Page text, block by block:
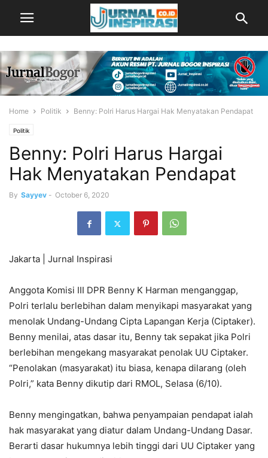
Home Politik Benny: Polri Harus Hargai Hak Menyatakan Pendapat
Politik
Benny: Polri Harus Hargai
Hak Menyatakan Pendapat
By Sayyev - October 6, 2020
Jakarta | Jurnal Inspirasi
Anggota Komisi III DPR Benny K Harman menganggap,
Polri terlalu berlebihan dalam menyikapi masyarakat yang
menolak Undang-Undang Cipta Lapangan Kerja (Ciptaker).
Benny menilai, atas dasar itu, Benny tak sepakat jika Polri
berlebihan mengekang masyarakat penolak UU Ciptaker.
“Penolakan (masyarakat) itu biasa, kenapa dilarang (oleh
Polri,” kata Benny dikutip dari RMOL, Selasa (6/10).
Benny mengingatkan, bahwa penyampaian pendapat ialah
hak masyarakat yang diatur dalam Undang-Undang Dasar.
Berarti dasar hukumnya lebih tinggi dari UU Ciptaker yang